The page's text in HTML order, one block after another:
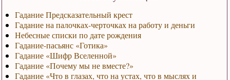
Гадание Предсказательный крест
Гадание на палочках-черточках на работу и деньги
Небесные списки по дате рождения
Гадание-пасьянс «Готика»
Гадание «Шифр Вселенной»
Гадание «Почему мы не вместе?»
Гадание «Что в глазах, что на устах, что в мыслях и